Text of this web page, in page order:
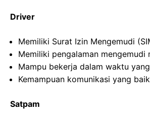
Driver
Memiliki Surat Izin Mengemudi
Memiliki pengalaman mengemudi
Mampu bekerja dalam waktu
Kemampuan komunikasi yang
Satpam